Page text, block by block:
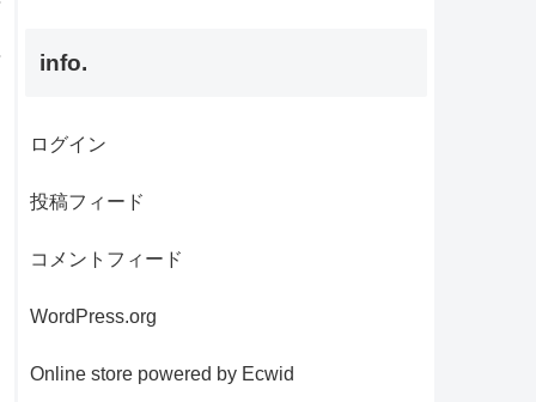
info.
ログイン
投稿フィード
コメントフィード
WordPress.org
Online store powered by Ecwid